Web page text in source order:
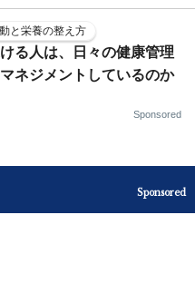
と栄養の整え方
る人は、日々の健康管理
ネジメントしているのか
Sponsored
Sponsored